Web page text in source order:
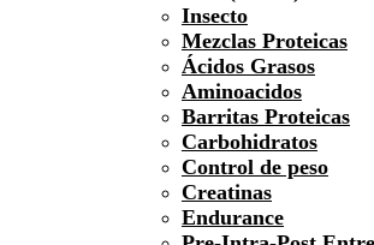
Insecto
Mezclas Proteicas
Ácidos Grasos
Aminoacidos
Barritas Proteicas
Carbohidratos
Control de peso
Creatinas
Endurance